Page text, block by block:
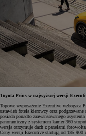
Toyota Prius w najwyższej wersji
Topowe wyposażenie Executive wzbogaca
ustawień fotela kierowcy oraz
posiada ponadto zaawansowanego
panoramiczny z systemem kamer 360
wersja otrzymuje dach z panelami
Ceny wersji Executive startują od 185 900